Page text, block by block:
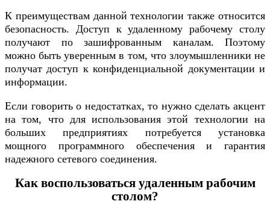
К преимуществам данной технологии также относится
безопасность. Доступ к удаленному рабочему столу
получают по зашифрованным каналам. Поэтому
можно быть уверенным в том, что злоумышленники не
получат доступ к конфиденциальной документации и
информации.
Если говорить о недостатках, то нужно сделать акцент
на том, что для использования этой технологии на
больших предприятиях потребуется установка
мощного программного обеспечения и гарантия
надежного сетевого соединения.
Как воспользоваться удаленным рабочим
столом?